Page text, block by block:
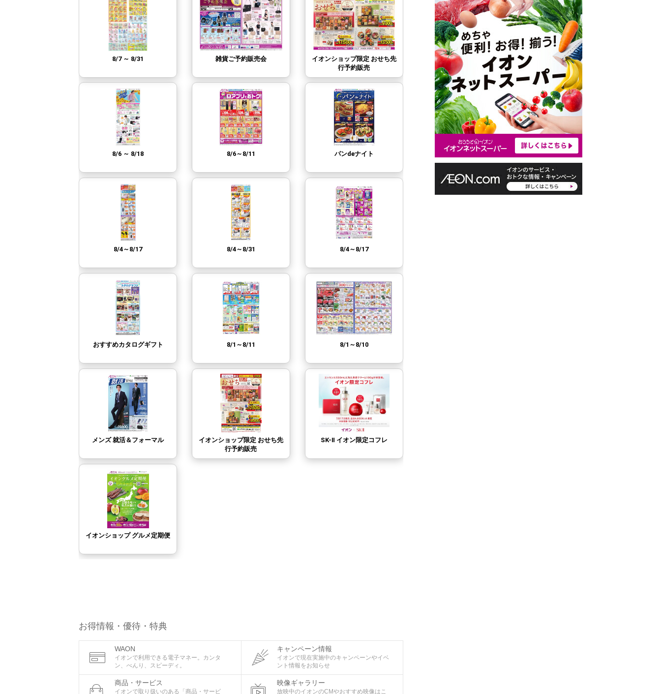
お得情報・優待・特典
WAON
イオンで利用できる電子マネー。カンタ
ン、べんり、スピーディ。
キャンペーン情報
イオンで現在実施中のキャンペーンやイベ
ント情報をお知らせ
商品・サービス
イオンで取り扱いのある「商品・サービ
映像ギャラリー
放映中のイオンのCMやおすすめ映像はこ